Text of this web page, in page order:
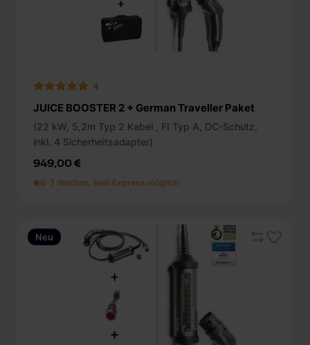
4
JUICE BOOSTER 2 + German Traveller Paket
(22 kW, 5,2m Typ 2 Kabel , FI Typ A, DC-Schutz,
inkl. 4 Sicherheitsadapter)
949,00 €
6-7 Wochen, kein Express möglich
Neu